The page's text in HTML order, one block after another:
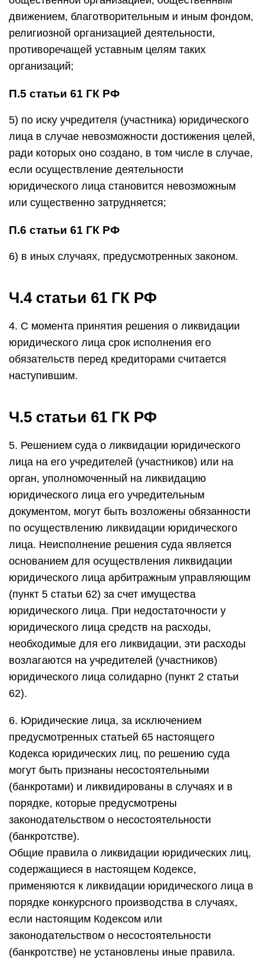
движением, благотворительным и иным фондом,
религиозной организацией деятельности,
противоречащей уставным целям таких
организаций;
П.5 статьи 61 ГК РФ
5) по иску учредителя (участника) юридического
лица в случае невозможности достижения целей,
ради которых оно создано, в том числе в случае,
если осуществление деятельности
юридического лица становится невозможным
или существенно затрудняется;
П.6 статьи 61 ГК РФ
6) в иных случаях, предусмотренных законом.
Ч.4 статьи 61 ГК РФ
4. С момента принятия решения о ликвидации
юридического лица срок исполнения его
обязательств перед кредиторами считается
наступившим.
Ч.5 статьи 61 ГК РФ
5. Решением суда о ликвидации юридического
лица на его учредителей (участников) или на
орган, уполномоченный на ликвидацию
юридического лица его учредительным
документом, могут быть возложены обязанности
по осуществлению ликвидации юридического
лица. Неисполнение решения суда является
основанием для осуществления ликвидации
юридического лица арбитражным управляющим
(пункт 5 статьи 62) за счет имущества
юридического лица. При недостаточности у
юридического лица средств на расходы,
необходимые для его ликвидации, эти расходы
возлагаются на учредителей (участников)
юридического лица солидарно (пункт 2 статьи
62).
6. Юридические лица, за исключением
предусмотренных статьей 65 настоящего
Кодекса юридических лиц, по решению суда
могут быть признаны несостоятельными
(банкротами) и ликвидированы в случаях и в
порядке, которые предусмотрены
законодательством о несостоятельности
(банкротстве).
Общие правила о ликвидации юридических лиц,
содержащиеся в настоящем Кодексе,
применяются к ликвидации юридического лица в
порядке конкурсного производства в случаях,
если настоящим Кодексом или
законодательством о несостоятельности
(банкротстве) не установлены иные правила.